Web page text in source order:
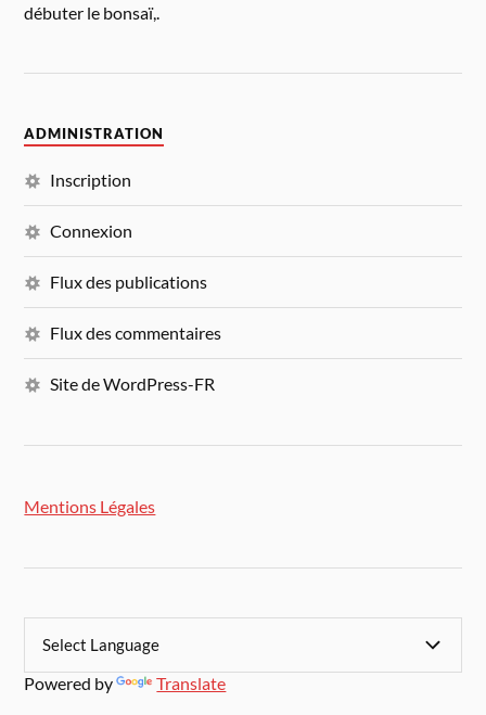
débuter le bonsaï,.
ADMINISTRATION
Inscription
Connexion
Flux des publications
Flux des commentaires
Site de WordPress-FR
Mentions Légales
Powered by Translate